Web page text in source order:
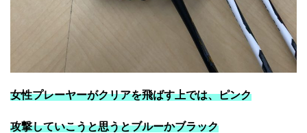
女性プレーヤーがクリアを飛ばす上では、ピンク
攻撃していこうと思うとブルーかブラック